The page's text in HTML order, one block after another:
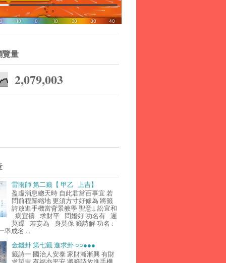
覽量
2,079,003
雷雨師 第二籤【 甲乙 上吉】
盈虛消息總天時 自此君當百事宜 若
問前程歸縮地 更須方寸好修為 將籤
詩放進手機當背景教學 聖意↓ 訟宜和
病宜禱 求財平 問婚好 功名有 遲
莫躁 若妄為 身莫保 籤詩解 功名 :
舉成名 ...
金錢卦 第七籤 進求卦 ○○●●●
籤詩一 國治人安泰 家財漸漸興 有財